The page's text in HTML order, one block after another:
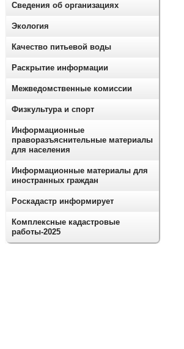
Сведения об организациях
Экология
Качество питьевой воды
Раскрытие информации
Межведомственные комиссии
Физкультура и спорт
Информационные
праворазъяснительные материалы
для населения
Информационные материалы для
иностранных граждан
Роскадастр информирует
Комплексные кадастровые
работы-2025